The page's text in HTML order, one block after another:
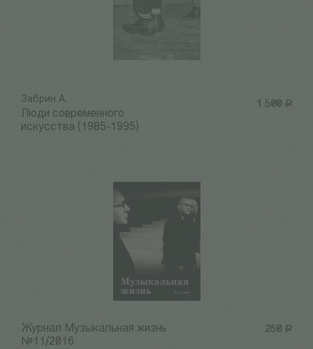
1 500 Р
Забрин А.
Люди современного
искусства (1985-1995)
250 Р
Журнал Музыкальная жизнь
№11/2016